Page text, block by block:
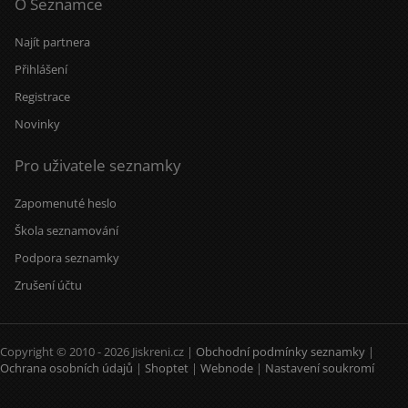
Najít partnera
Přihlášení
Registrace
Novinky
Pro uživatele seznamky
Zapomenuté heslo
Škola seznamování
Podpora seznamky
Zrušení účtu
Copyright © 2010 - 2026 Jiskreni.cz | Obchodní podmínky seznamky |
Ochrana osobních údajů | Shoptet | Webnode | Nastavení soukromí